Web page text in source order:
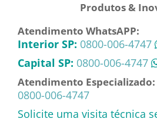
Produtos &
Atendimento WhatsAPP:
Interior SP: 0800-006-4747
Capital SP: 0800-006-4747
Atendimento Especializado:
0800-006-4747
Solicite uma visita técnica